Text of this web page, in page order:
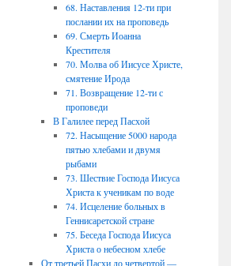
68. Наставления 12-ти при
послании их на проповедь
69. Смерть Иоанна
Крестителя
70. Молва об Иисусе Христе,
смятение Ирода
71. Возвращение 12-ти с
проповеди
В Галилее перед Пасхой
72. Насыщение 5000 народа
пятью хлебами и двумя
рыбами
73. Шествие Господа Иисуса
Христа к ученикам по воде
74. Исцеление больных в
Геннисаретской стране
75. Беседа Господа Иисуса
Христа о небесном хлебе
От третьей Пасхи до четвертой —